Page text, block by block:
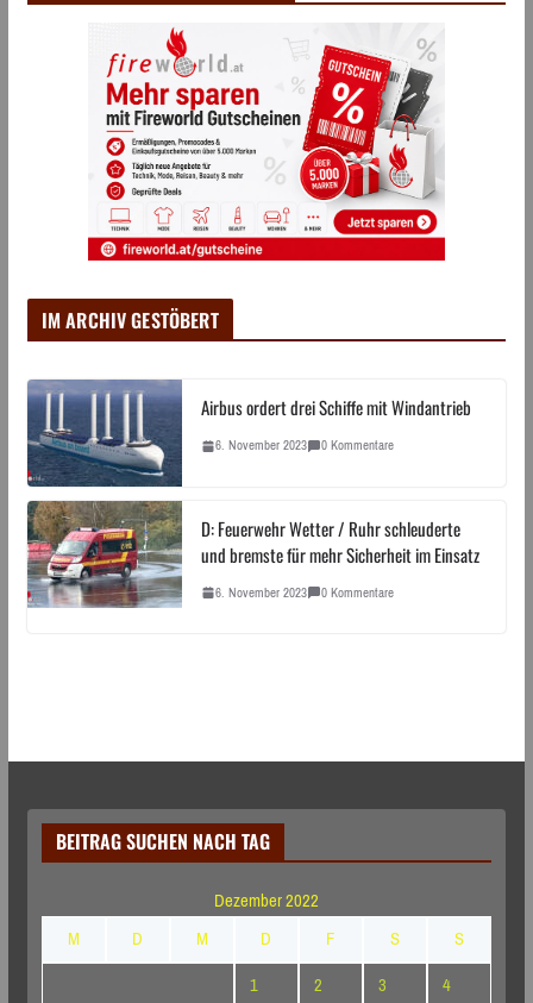
IM ARCHIV GESTÖBERT
Airbus ordert drei Schiffe mit Windantrieb
6. November 2023 0 Kommentare
D: Feuerwehr Wetter / Ruhr schleuderte
und bremste für mehr Sicherheit im Einsatz
6. November 2023 0 Kommentare
BEITRAG SUCHEN NACH TAG
Dezember 2022
M
D M D F S
S
1
2 3
4